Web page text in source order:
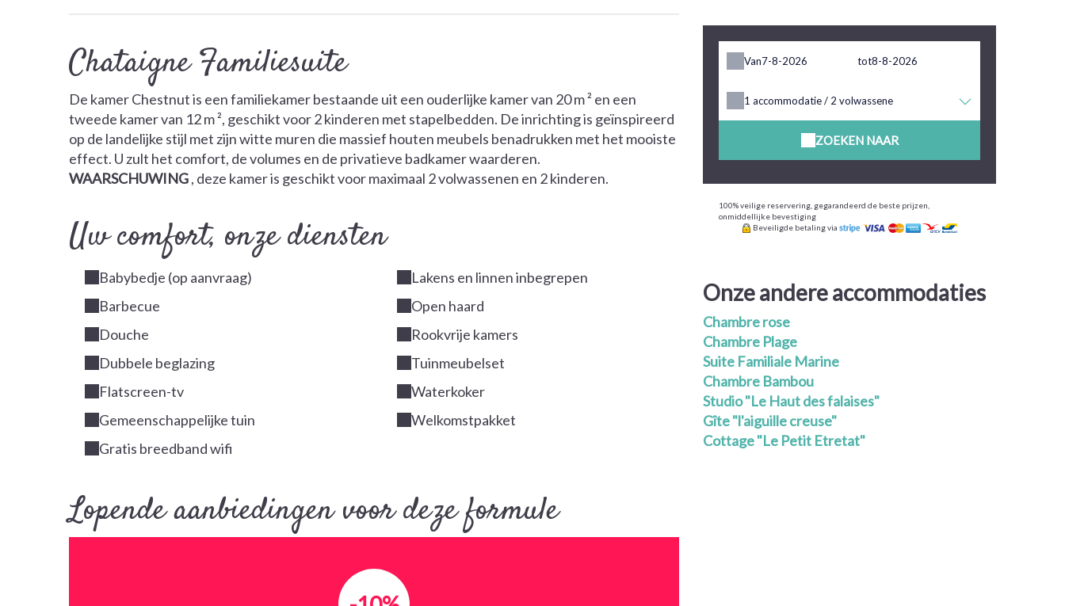
Chataigne Familiesuite
De kamer Chestnut is een familiekamer bestaande uit een ouderlijke kamer van 20 m ² en een
tweede kamer van 12 m ², geschikt voor 2 kinderen met stapelbedden. De inrichting is geïnspireerd
op de landelijke stijl met zijn witte muren die massief houten meubels benadrukken met het mooiste
effect. U zult het comfort, de volumes en de privatieve badkamer waarderen.
WAARSCHUWING, deze kamer is geschikt voor maximaal 2 volwassenen en 2 kinderen.
Uw comfort, onze diensten
Babybedje (op aanvraag)
Barbecue
Douche
Dubbele beglazing
Flatscreen-tv
Gemeenschappelijke tuin
Gratis breedband wifi
Lakens en linnen inbegrepen
Open haard
Rookvrije kamers
Tuinmeubelset
Waterkoker
Welkomstpakket
Lopende aanbiedingen voor deze formule
Van tot
1 accommodatie / 2 volwassene
ZOEKEN NAAR
100% veilige reservering, gegarandeerd de beste prijzen,
onmiddellijke bevestiging
Beveiligde betaling via
Onze andere accommodaties
Chambre rose
Chambre Plage
Suite Familiale Marine
Chambre Bambou
Studio "Le Haut des falaises"
Gîte "l'aiguille creuse"
Cottage "Le Petit Etretat"